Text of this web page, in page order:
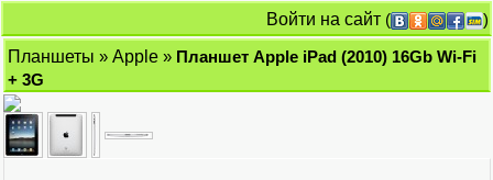
Войти на сайт (
)
Планшеты » Apple » Планшет Apple iPad (2010) 16Gb Wi-Fi
+ 3G